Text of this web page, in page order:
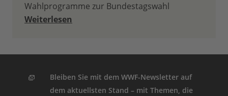
Wahlprogramme zur Bundestagswahl
Weiterlesen
Bleiben Sie mit dem WWF-Newsletter auf
dem aktuellsten Stand – mit Themen, die